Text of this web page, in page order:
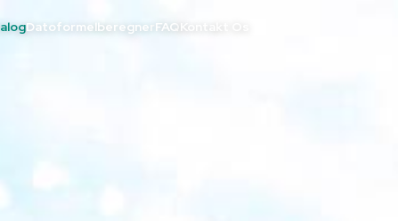
Datoformelberegner FAQ Kontakt Os